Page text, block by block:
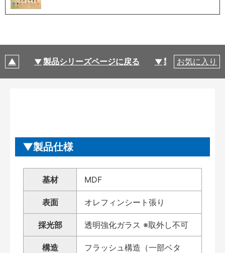
製品シリーズページに戻る 製品仕様
お気に入り
製品仕様
基材 MDF
表面 オレフィンシート張り
採光部 透明強化ガラス ※取外し不可
構造
フラッシュ構造（一部ベタ